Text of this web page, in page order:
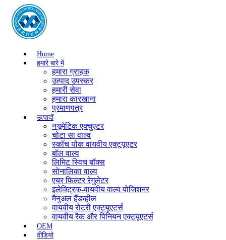
Home
हमारे बारे में
हमारा ग्राहक
उत्पाद उपस्कर
हमारी सेवा
हमारा कारखाना
प्रमाणपत्र
उत्पादों
नयूमेटिक एक्चुएटर
चोटा सा वाल्व
स्कॉच योक वायवीय एक्ट्यूएटर
बॉल वाल्व
लिमिट स्विच बॉक्स
सोनालिका वाल्व
एयर फिल्टर रेगुलेटर
इलेक्ट्रिक-वायवीय वाल्व पोजिशनर
मैनुअल हैंडव्हील
वायवीय रोटरी एक्ट्यूएटर्स
वायवीय रैक और पिनियन एक्ट्यूएटर्स
OEM
वीडियो